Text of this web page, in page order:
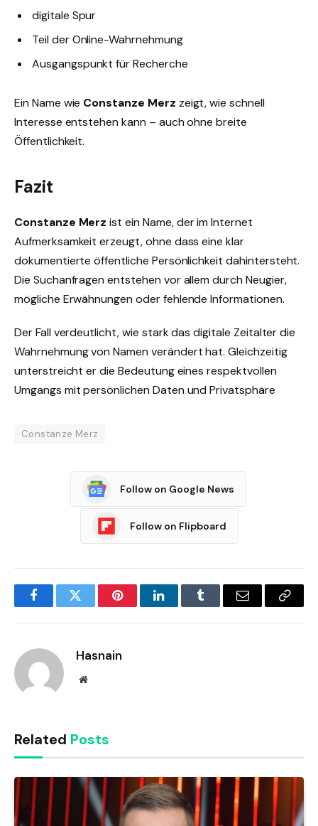
digitale Spur
Teil der Online-Wahrnehmung
Ausgangspunkt für Recherche
Ein Name wie Constanze Merz zeigt, wie schnell
Interesse entstehen kann – auch ohne breite
Öffentlichkeit.
Fazit
Constanze Merz ist ein Name, der im Internet
Aufmerksamkeit erzeugt, ohne dass eine klar
dokumentierte öffentliche Persönlichkeit dahintersteht.
Die Suchanfragen entstehen vor allem durch Neugier,
mögliche Erwähnungen oder fehlende Informationen.
Der Fall verdeutlicht, wie stark das digitale Zeitalter die
Wahrnehmung von Namen verändert hat. Gleichzeitig
unterstreicht er die Bedeutung eines respektvollen
Umgangs mit persönlichen Daten und Privatsphäre
Constanze Merz
Follow on Google News
Follow on Flipboard
FacebookTwitter PinterestLinkedInTumblr Email
Copy
Hasnain
Website
Related Posts